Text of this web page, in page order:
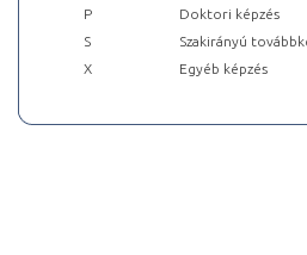
P
Doktori képzés
S
Szakirányú
X
Egyéb képzés